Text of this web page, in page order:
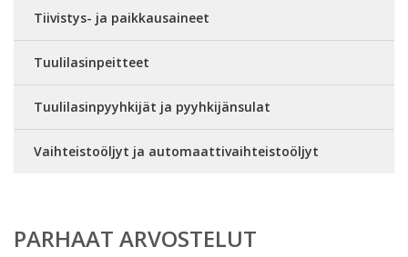
Tiivistys- ja paikkausaineet
Tuulilasinpeitteet
Tuulilasinpyyhkijät ja pyyhkijänsulat
Vaihteistoöljyt ja automaattivaihteistoöljyt
PARHAAT ARVOSTELUT